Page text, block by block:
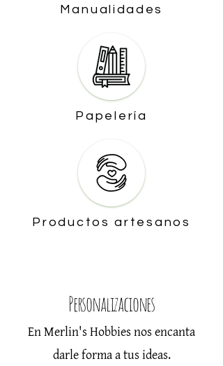
Manualidades
Papelería
Productos artesanos
Personalizaciones
En Merlin's Hobbies nos encanta
darle forma a tus ideas.